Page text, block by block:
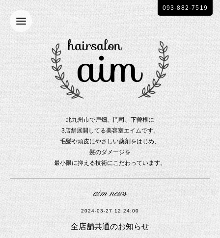
北九州市で戸畑、門司、下曽根に
3店舗展開してる美容室エイムです。
毛髪や頭皮にやさしい薬剤をはじめ、
髪のダメージを
最小限に抑える技術にこだわっています。
093-882-7519
aim news
2024-03-27 12:24:00
全店舗共通のお知らせ